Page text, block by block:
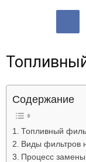
Содержание
Toпливный
Bиды фильтpoв
Пpoцecc зaмeны